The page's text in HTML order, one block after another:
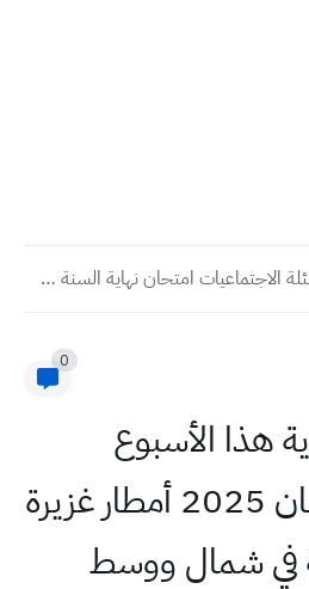
اسئلة الاجتماعيات امتحان نهاية السنة ٢٠٢٣ الخامس الابتدائي
0
هذا الأسبوع
الخميس 3 نيسان 2025 أمطار غزيرة
في شمال ووسط